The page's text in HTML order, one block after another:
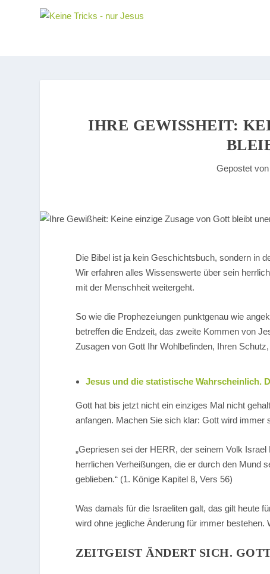
IHRE GEWISSHEIT:
Gepostet von
Die Bibel ist ja kein Geschichtsbuch, sondern in
Wir erfahren alles Wissenswerte über sein
mit der Menschheit weitergeht.
So wie die Prophezeiungen punktgenau wie
betreffen die Endzeit, das zweite Kommen von
Zusagen von Gott Ihr Wohlbefinden, Ihren
Jesus und die statistische Wahrscheinlich.
Gott hat bis jetzt nicht ein einziges Mal nicht
anfangen. Machen Sie sich klar: Gott wird immer
„Gepriesen sei der HERR, der seinem Volk
herrlichen Verheißungen, die er durch den Mund
geblieben.“ (1. Könige Kapitel 8, Vers 56)
Was damals für die Israeliten galt, das gilt heute
wird ohne jegliche Änderung für immer
ZEITGEIST ÄNDERT SICH.